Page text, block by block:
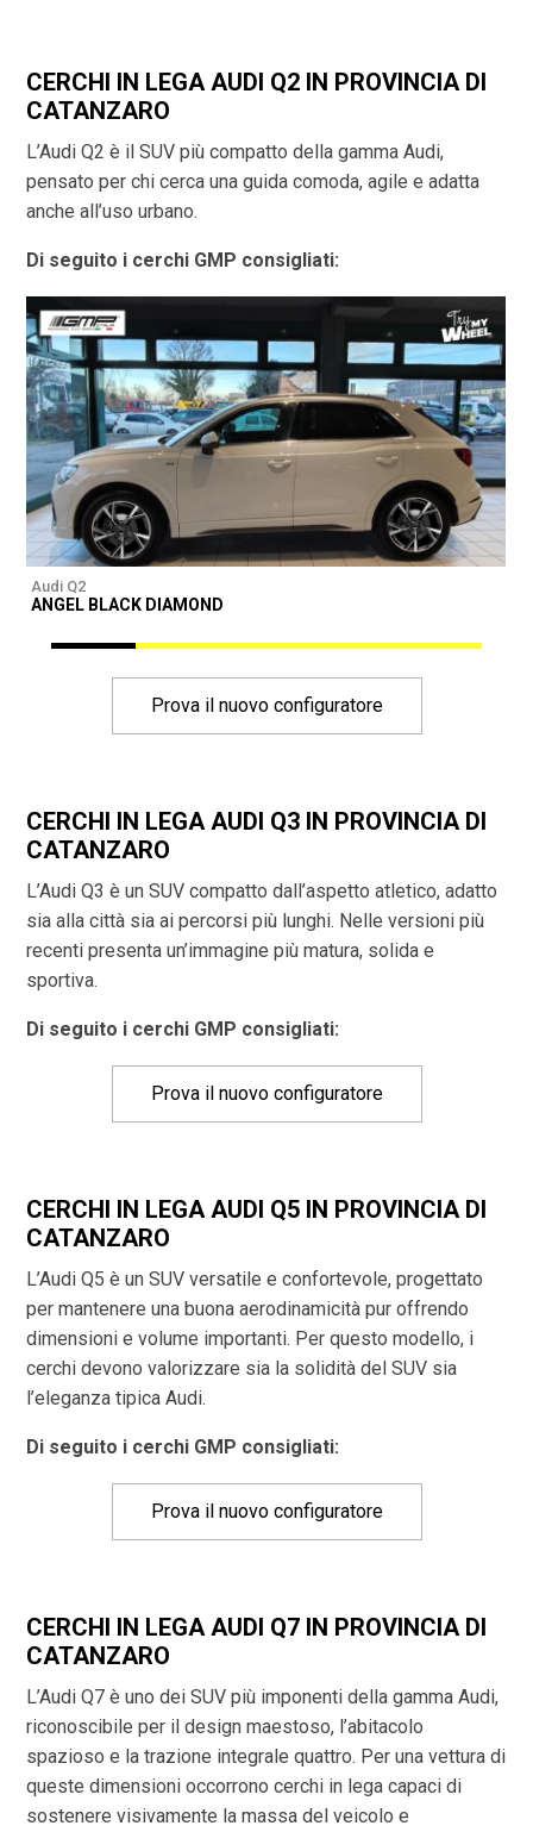
CERCHI IN LEGA AUDI Q2 IN PROVINCIA DI
CATANZARO
L’Audi Q2 è il SUV più compatto della gamma Audi,
pensato per chi cerca una guida comoda, agile e adatta
anche all’uso urbano.
Di seguito i cerchi GMP consigliati:
Audi Q2
ANGEL BLACK DIAMOND
Prova il nuovo configuratore
CERCHI IN LEGA AUDI Q3 IN PROVINCIA DI
CATANZARO
L’Audi Q3 è un SUV compatto dall’aspetto atletico, adatto
sia alla città sia ai percorsi più lunghi. Nelle versioni più
recenti presenta un’immagine più matura, solida e
sportiva.
Di seguito i cerchi GMP consigliati:
Prova il nuovo configuratore
CERCHI IN LEGA AUDI Q5 IN PROVINCIA DI
CATANZARO
L’Audi Q5 è un SUV versatile e confortevole, progettato
per mantenere una buona aerodinamicità pur offrendo
dimensioni e volume importanti. Per questo modello, i
cerchi devono valorizzare sia la solidità del SUV sia
l’eleganza tipica Audi.
Di seguito i cerchi GMP consigliati:
Prova il nuovo configuratore
CERCHI IN LEGA AUDI Q7 IN PROVINCIA DI
CATANZARO
L’Audi Q7 è uno dei SUV più imponenti della gamma Audi,
riconoscibile per il design maestoso, l’abitacolo
spazioso e la trazione integrale quattro. Per una vettura di
queste dimensioni occorrono cerchi in lega capaci di
sostenere visivamente la massa del veicolo e